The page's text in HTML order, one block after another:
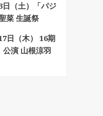
日（土）「パジ
菜 生誕祭
日（木） 16期
演 山根涼羽